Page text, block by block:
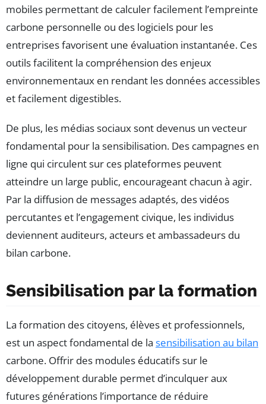
mobiles permettant de calculer facilement l’empreinte
carbone personnelle ou des logiciels pour les
entreprises favorisent une évaluation instantanée. Ces
outils facilitent la compréhension des enjeux
environnementaux en rendant les données accessibles
et facilement digestibles.
De plus, les médias sociaux sont devenus un vecteur
fondamental pour la sensibilisation. Des campagnes en
ligne qui circulent sur ces plateformes peuvent
atteindre un large public, encourageant chacun à agir.
Par la diffusion de messages adaptés, des vidéos
percutantes et l’engagement civique, les individus
deviennent auditeurs, acteurs et ambassadeurs du
bilan carbone.
Sensibilisation par la formation
La formation des citoyens, élèves et professionnels,
est un aspect fondamental de la sensibilisation au bilan
carbone. Offrir des modules éducatifs sur le
développement durable permet d’inculquer aux
futures générations l’importance de réduire